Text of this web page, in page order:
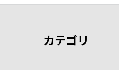
カテゴリ